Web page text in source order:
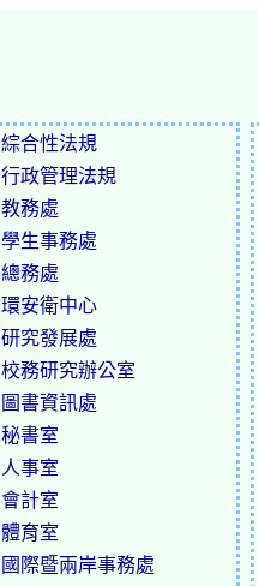
綜合性法規
行政管理法規
教務處
學生事務處
總務處
環安衛中心
研究發展處
校務研究辦公室
圖書資訊處
秘書室
人事室
會計室
體育室
國際暨兩岸事務處